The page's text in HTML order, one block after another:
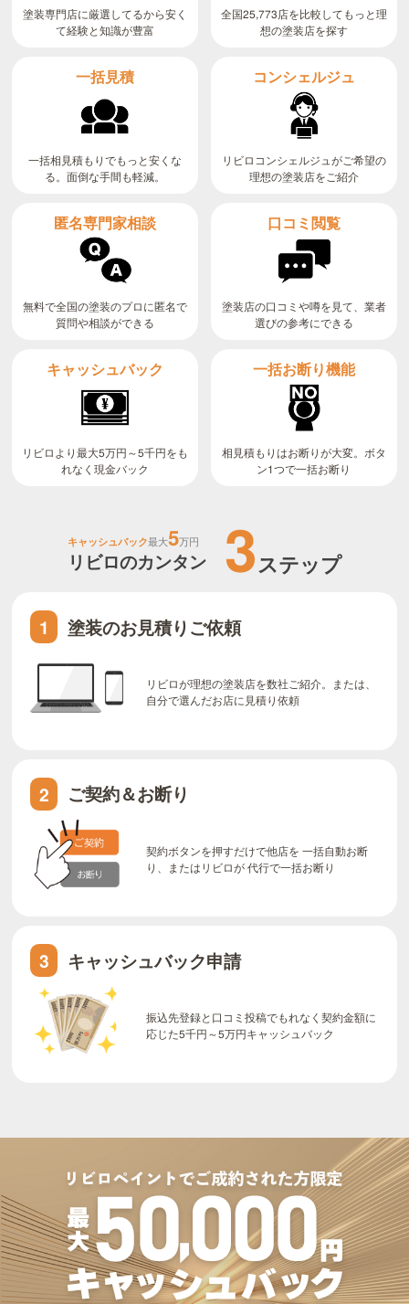
塗装専門店に厳選してるから安く
て経験と知識が豊富
全国25,773店を比較してもっと理
想の塗装店を探す
一括見積
一括相見積もりでもっと安くな
る。面倒な手間も軽減。
コンシェルジュ
リビロコンシェルジュがご希望の
理想の塗装店をご紹介
匿名専門家相談
無料で全国の塗装のプロに匿名で
質問や相談ができる
口コミ閲覧
塗装店の口コミや噂を見て、業者
選びの参考にできる
キャッシュバック
リビロより最大5万円～5千円をも
れなく現金バック
一括お断り機能
相見積もりはお断りが大変。ボタ
ン1つで一括お断り
キャッシュバック最大5万円
リビロのカンタン 3ステップ
1 塗装のお見積りご依頼
リビロが理想の塗装店を数社ご紹介。または、
自分で選んだお店に見積り依頼
2 ご契約＆お断り
契約ボタンを押すだけで他店を 一括自動お断
り、またはリビロが 代行で一括お断り
3 キャッシュバック申請
振込先登録と口コミ投稿でもれなく契約金額に
応じた5千円～5万円キャッシュバック